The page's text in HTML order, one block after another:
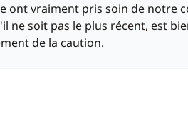
ont vraiment pris soin de notre
ne soit pas le plus récent, est
de la caution.